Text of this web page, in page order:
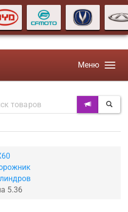
Меню
5.36